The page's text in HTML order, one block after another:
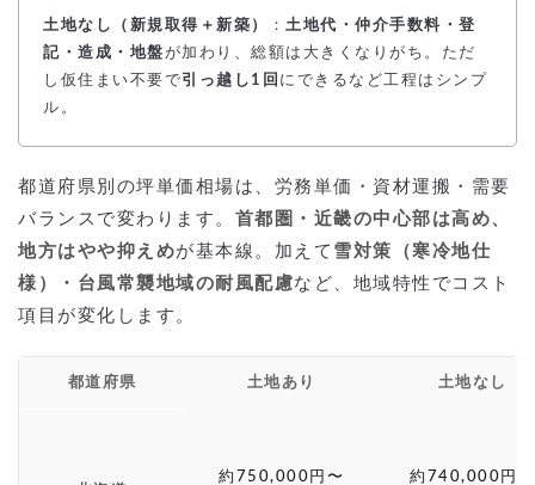
土地なし（新規取得＋新築） ： 土地代・仲介手数料・登
記・造成・地盤が加わり、総額は大きくなりがち。ただ
し仮住まい不要で引っ越し1回 にできるなど工程はシンプ
ル。
都道府県別の坪単価相場は、労務単価・資材運搬・需要
バランスで変わります。 首都圏・近畿の中心部は高め、
地方はやや抑えめが基本線。加えて 雪対策（寒冷地仕
様）・台風常襲地域の耐風配慮など、地域特性でコスト
項目が変化します。
都道府県 土地あり 土地なし
約750,000円〜 約740,000円〜